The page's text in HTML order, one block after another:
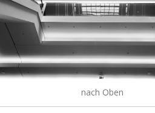
nach Oben